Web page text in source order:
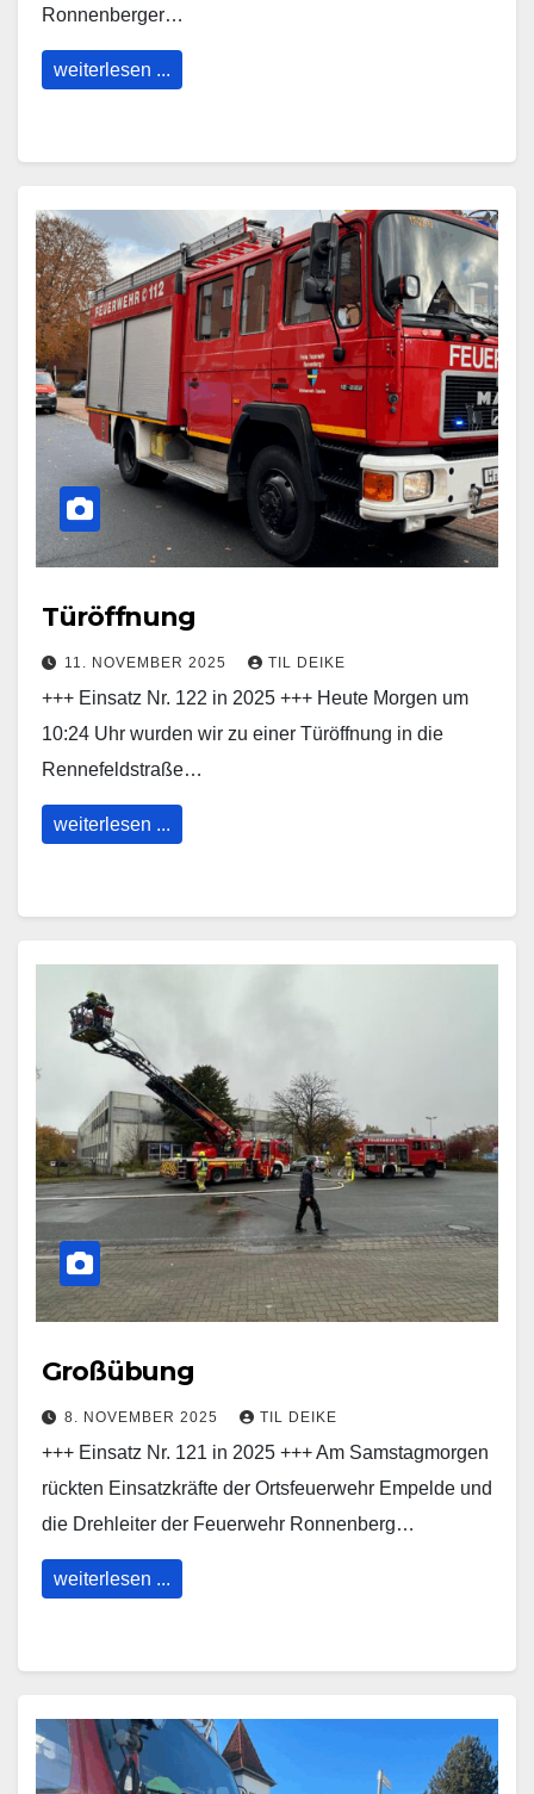
Ronnenberger…
weiterlesen ...
Türöffnung
11. NOVEMBER 2025 TIL DEIKE
+++ Einsatz Nr. 122 in 2025 +++ Heute Morgen um
10:24 Uhr wurden wir zu einer Türöffnung in die
Rennefeldstraße…
weiterlesen ...
Großübung
8. NOVEMBER 2025 TIL DEIKE
+++ Einsatz Nr. 121 in 2025 +++ Am Samstagmorgen
rückten Einsatzkräfte der Ortsfeuerwehr Empelde und
die Drehleiter der Feuerwehr Ronnenberg…
weiterlesen ...